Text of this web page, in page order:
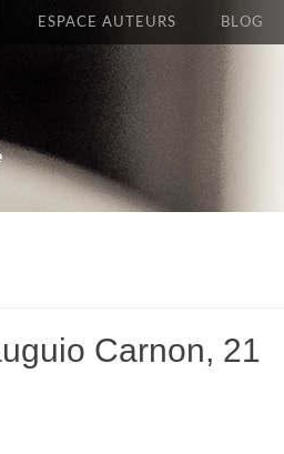
ESPACE AUTEURS BLOG
Carnon, 21